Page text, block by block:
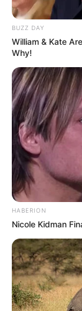
BUZZ DAY
William & Kate
Why!
HABERION
Nicole Kidman